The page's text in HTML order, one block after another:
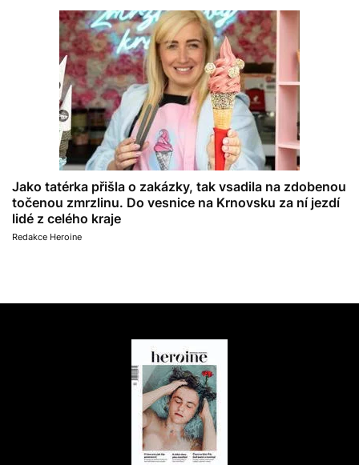
Jako tatérka přišla o zakázky, tak vsadila na zdobenou
točenou zmrzlinu. Do vesnice na Krnovsku za ní jezdí
lidé z celého kraje
Redakce Heroine